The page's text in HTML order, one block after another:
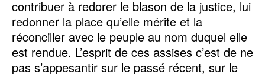
contribuer à redorer le blason de la justice, lui
redonner la place qu’elle mérite et la
réconcilier avec le peuple au nom duquel elle
est rendue. L’esprit de ces assises c’est de ne
pas s’appesantir sur le passé récent, sur le